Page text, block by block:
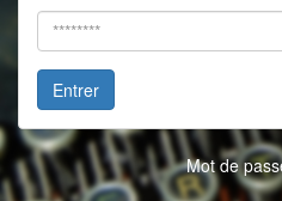
Entrer
Mot de